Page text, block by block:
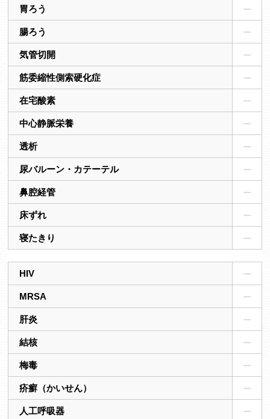
胃ろう
腸ろう
気管切開
筋委縮性側索硬化症
在宅酸素
中心静脈栄養
透析
尿バルーン・カテーテル
鼻腔経管
床ずれ
寝たきり
HIV
MRSA
肝炎
結核
梅毒
疥癬（かいせん）
人工呼吸器